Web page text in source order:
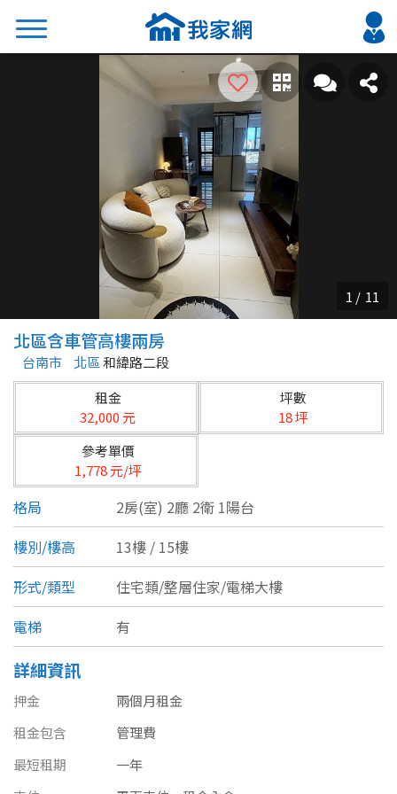
搜尋
熱門關鍵字
2026 台北降價好屋限量釋出
2026 新北降價好屋限量釋出
2026 台中降價好屋限量釋出
2026 台南降價好屋限量釋出
2026 高雄降價好屋限量釋出
縣市
不限
台北市
基隆市
新北市
宜蘭縣
桃園市
新竹市
新竹縣
區域
類型(可複選)
不拘 公寓 電梯大樓
農舍
北區含車管高樓兩房
台南市 北區和緯路二段
租金
32,000 元
坪數
18 坪
參考單價
1,778 元/坪
格局
2房(室) 2廳 2衛 1陽台
樓別/樓高
13樓 / 15樓
形式/類型
住宅類/整層住家/電梯大樓
電梯
有
詳細資訊
押金
兩個月租金
租金包含
管理費
最短租期
一年